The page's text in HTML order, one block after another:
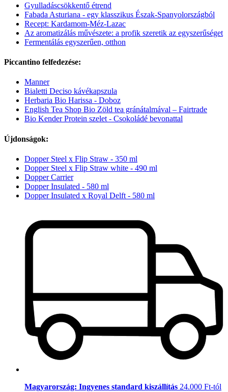
Gyulladáscsökkentő étrend
Fabada Asturiana - egy klasszikus Észak-Spanyolországból
Recept: Kardamom-Méz-Lazac
Az aromatizálás művészete: a profik szeretik az egyszerűséget
Fermentálás egyszerűen, otthon
Piccantino felfedezése:
Manner
Bialetti Deciso kávékapszula
Herbaria Bio Harissa - Doboz
English Tea Shop Bio Zöld tea gránátalmával – Fairtrade
Bio Kender Protein szelet - Csokoládé bevonattal
Újdonságok:
Dopper Steel x Flip Straw - 350 ml
Dopper Steel x Flip Straw white - 490 ml
Dopper Carrier
Dopper Insulated - 580 ml
Dopper Insulated x Royal Delft - 580 ml
Magyarország: Ingyenes standard kiszállítás 24.000 Ft-tól